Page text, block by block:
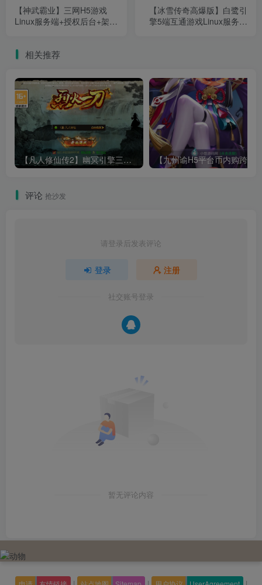
【神武霸业】三网H5游戏
Linux服务端+授权后台+架设
【冰雪传奇高爆版】白鹭引
擎5端互通游戏Linux服务端
相关推荐
【凡人修仙传2】幽冥引擎三网H5游戏Win服务端+全套表+全套源码+运营管理后台+安卓+架设教程
评论 抢沙发
请登录后发表评论
登录 注册
社交账号登录
暂无评论内容